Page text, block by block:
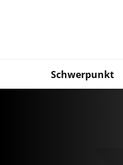
Schwerpunkt